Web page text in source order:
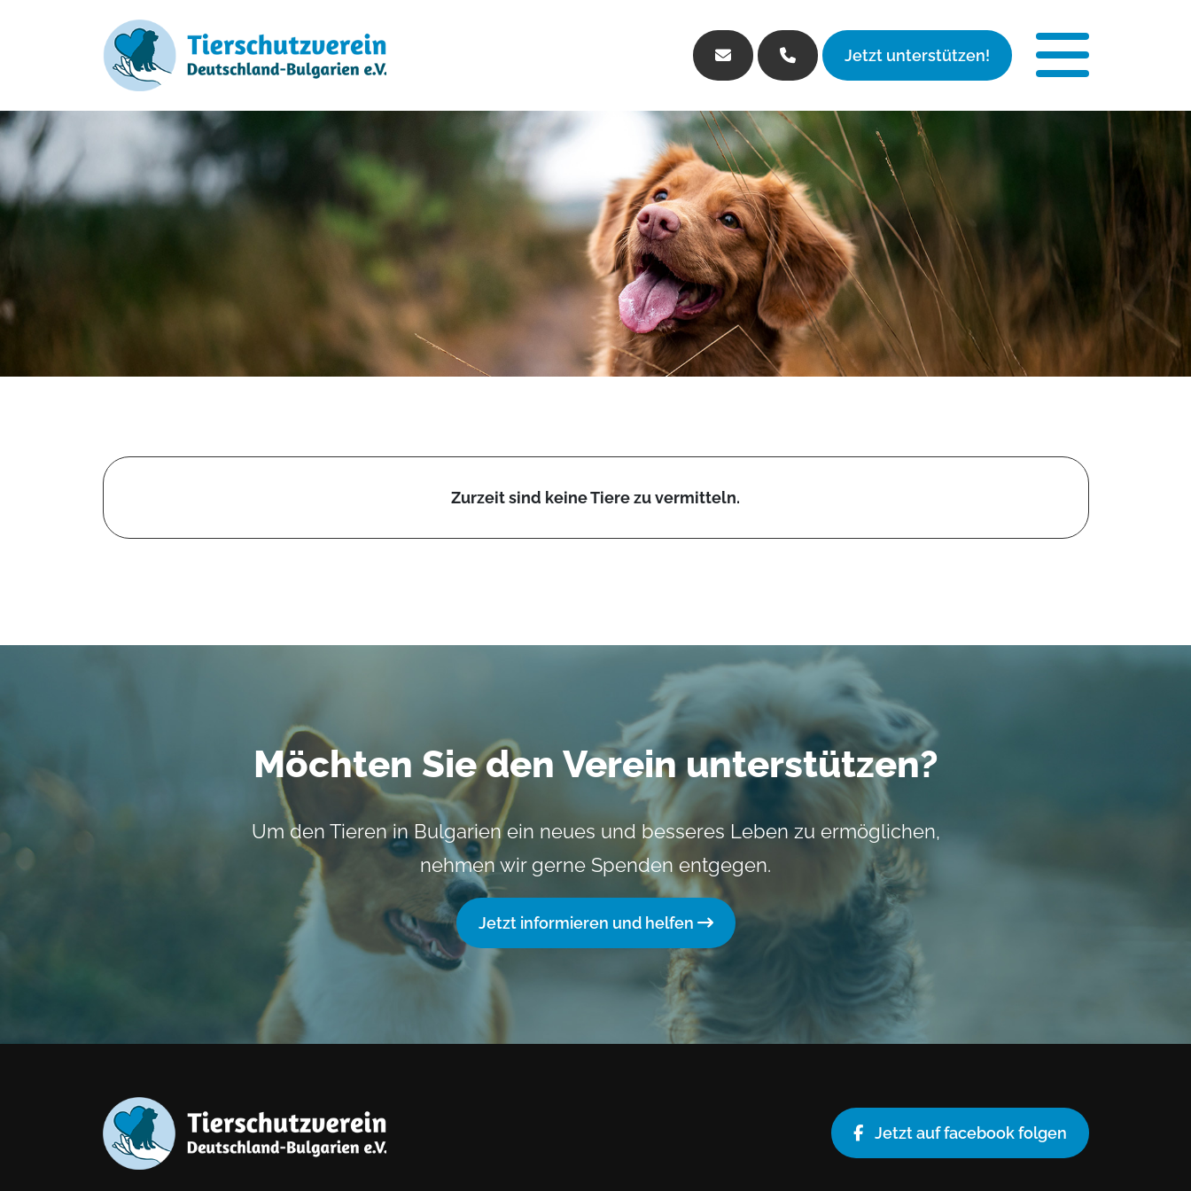
Jetzt unterstützen!
Zurzeit sind keine Tiere zu vermitteln.
Möchten Sie den Verein unterstützen?
Um den Tieren in Bulgarien ein neues und besseres Leben zu ermöglichen,
nehmen wir gerne Spenden entgegen.
Jetzt informieren und helfen
Jetzt auf facebook folgen